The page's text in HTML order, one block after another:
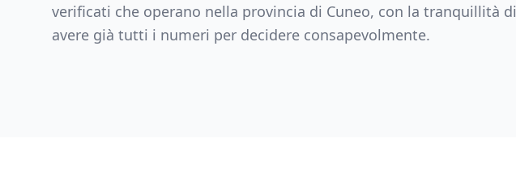
verificati che operano nella provincia di Cuneo, con la tranquillità di
avere già tutti i numeri per decidere consapevolmente.